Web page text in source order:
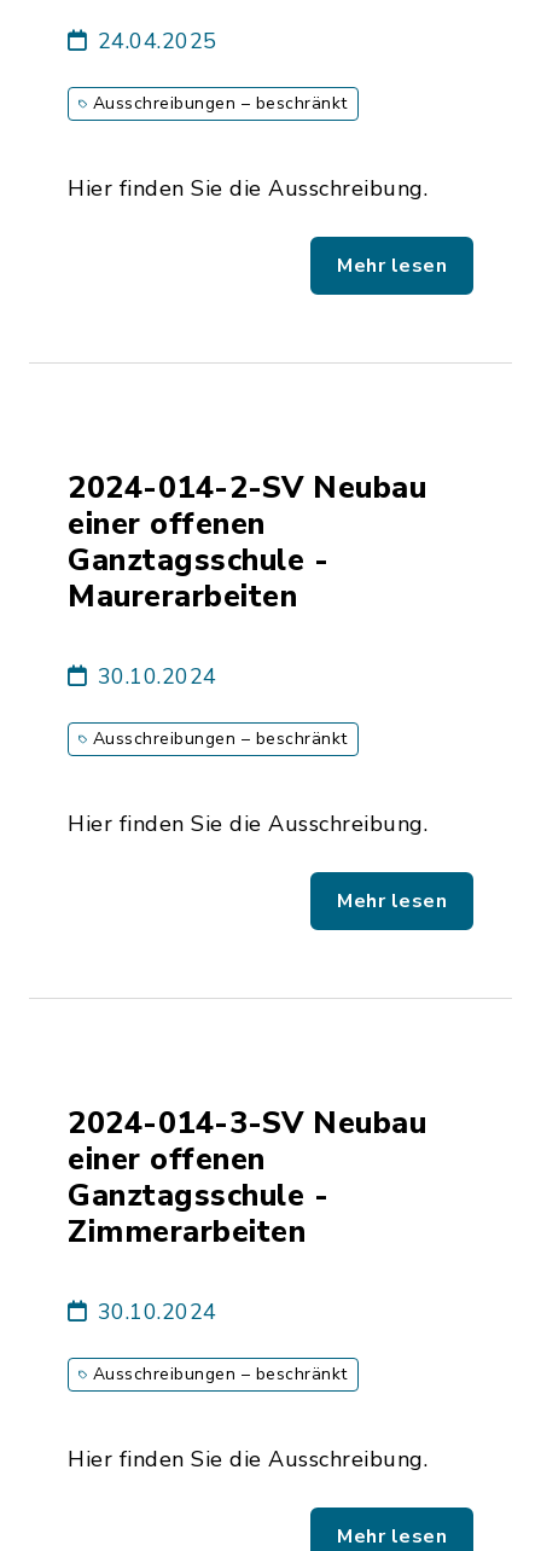
24.04.2025
Ausschreibungen – beschränkt
Hier finden Sie die Ausschreibung.
Mehr lesen
2024-014-2-SV Neubau
einer offenen
Ganztagsschule -
Maurerarbeiten
30.10.2024
Ausschreibungen – beschränkt
Hier finden Sie die Ausschreibung.
Mehr lesen
2024-014-3-SV Neubau
einer offenen
Ganztagsschule -
Zimmerarbeiten
30.10.2024
Ausschreibungen – beschränkt
Hier finden Sie die Ausschreibung.
Mehr lesen